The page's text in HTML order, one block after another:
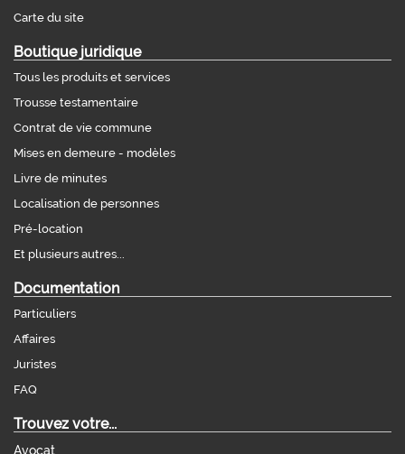
Carte du site
Boutique juridique
Tous les produits et services
Trousse testamentaire
Contrat de vie commune
Mises en demeure - modèles
Livre de minutes
Localisation de personnes
Pré-location
Et plusieurs autres...
Documentation
Particuliers
Affaires
Juristes
FAQ
Trouvez votre...
Avocat